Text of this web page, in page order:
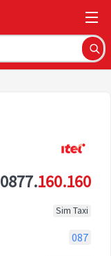
0877.160.160
Sim Taxi
087